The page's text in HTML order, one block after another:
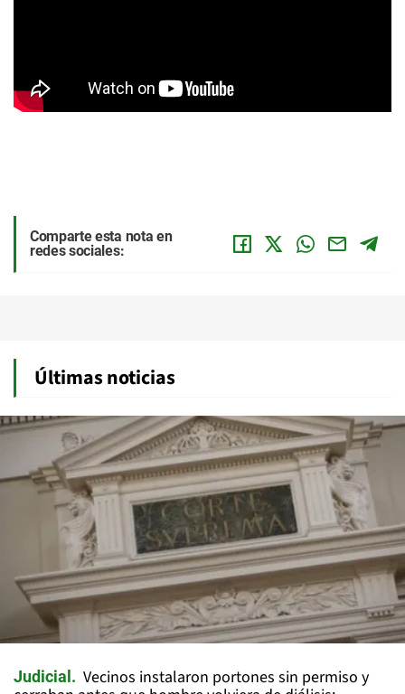
Comparte esta nota en
redes sociales:
Últimas noticias
Judicial
Vecinos instalaron portones sin permiso y